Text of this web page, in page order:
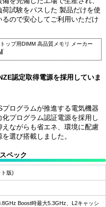
荷試験をパスした 製品だけを使
るので安心してご利用いただけ
ップ用DIMM 高品質メモリ メーカー
認定取得電源を採用していま
プログラムが推進する電気機器
化プログラム認証電源を採用し
えながらも省エネ、環境に配慮
を選び搭載しました。
ペック
版)
Boost時最大5.3GHz、L2キャッシ